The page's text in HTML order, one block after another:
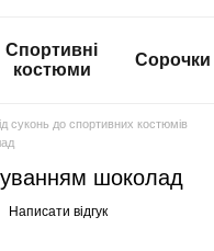
Спортивні
костюми
Сорочки
суконь до спортивних костюмів
шоколад
Написати відгук